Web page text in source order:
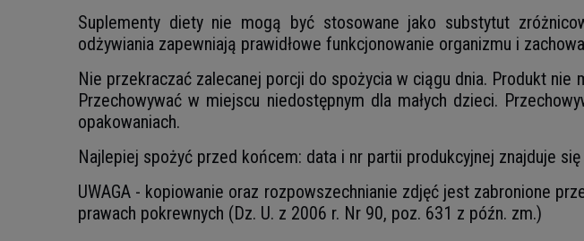
Suplementy diety nie mogą być stosowane jako substytut
odżywiania zapewniają prawidłowe funkcjonowanie organizmu i
Nie przekraczać zalecanej porcji do spożycia w ciągu dnia. Produkt
Przechowywać w miejscu niedostępnym dla małych dzieci.
opakowaniach.
Najlepiej spożyć przed końcem: data i nr partii produkcyjnej znajduje
UWAGA - kopiowanie oraz rozpowszechnianie zdjęć jest zabronione
prawach pokrewnych (Dz. U. z 2006 r. Nr 90, poz. 631 z późn. zm.)